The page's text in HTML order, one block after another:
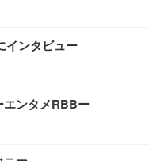
インタビュー
エンタメRBBー